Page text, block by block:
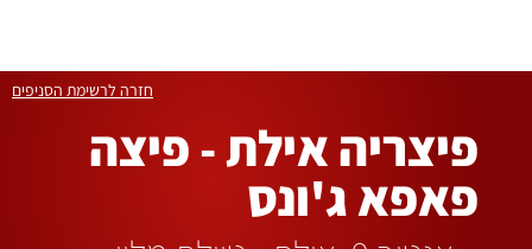
פיצריה אילת - פיצה
פאפא ג'ונס
חזרה לרשימת הסניפים